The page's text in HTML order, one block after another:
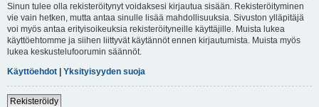
Sinun tulee olla rekisteröitynyt voidaksesi kirjautua sisään. Rekisteröityminen
vie vain hetken, mutta antaa sinulle lisää mahdollisuuksia. Sivuston ylläpitäjä
voi myös antaa erityisoikeuksia rekisteröityneille käyttäjille. Muista lukea
käyttöehtomme ja siihen liittyvät käytännöt ennen kirjautumista. Muista myös
lukea keskustelufoorumin säännöt.
Käyttöehdot | Yksityisyyden suoja
Rekisteröidy